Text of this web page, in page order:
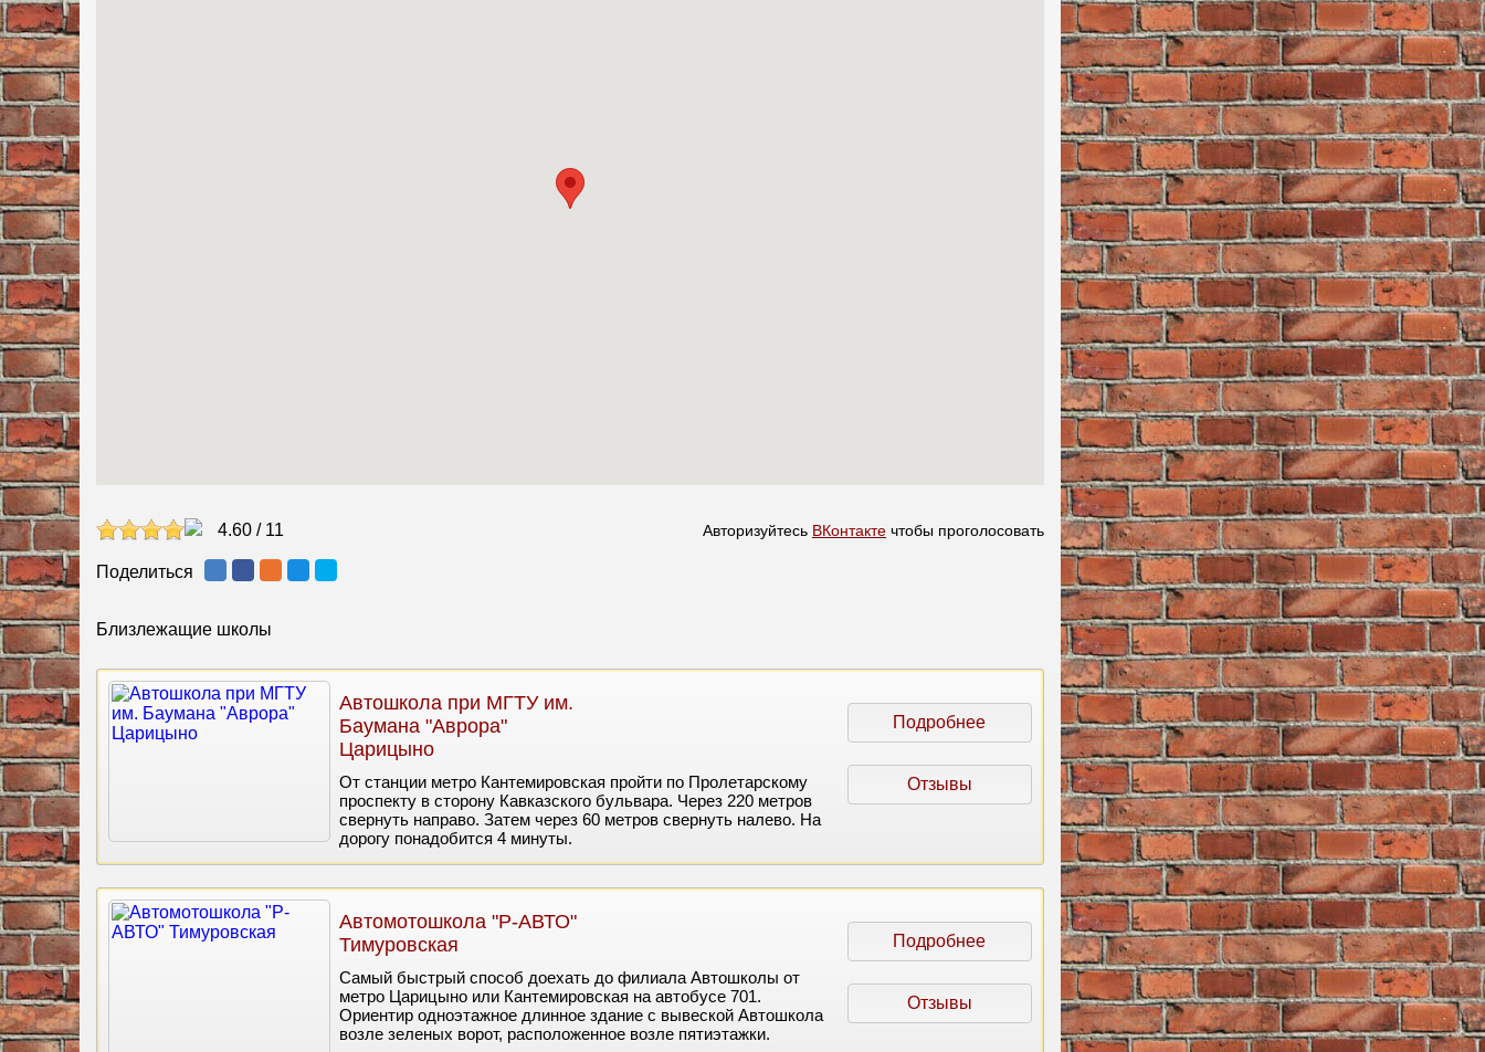
4.60 / 11 Авторизуйтесь ВКонтакте чтобы проголосовать
Поделиться
Близлежащие школы
Автошкола при МГТУ им.
Баумана "Аврора"
Царицыно
От станции метро Кантемировская пройти по Пролетарскому
проспекту в сторону Кавказского бульвара. Через 220 метров
свернуть направо. Затем через 60 метров свернуть налево. На
дорогу понадобится 4 минуты.
Подробнее
Отзывы
Автомотошкола "Р-АВТО"
Тимуровская
Самый быстрый способ доехать до филиала Автошколы от
метро Царицыно или Кантемировская на автобусе 701.
Ориентир одноэтажное длинное здание с вывеской Автошкола
возле зеленых ворот, расположенное возле пятиэтажки.
Подробнее
Отзывы